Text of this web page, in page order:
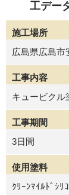
工デー
施工場所
広島県広島市
工事内容
キュービクル
工事期間
3日間
使用塗料
ｸﾘｰﾝﾏｲﾙﾄﾞｼﾘ